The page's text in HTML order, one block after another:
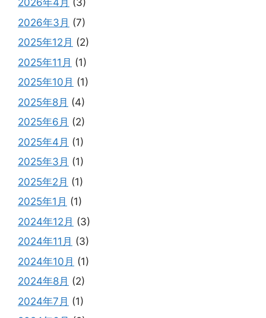
2026年4月 (3)
2026年3月 (7)
2025年12月 (2)
2025年11月 (1)
2025年10月 (1)
2025年8月 (4)
2025年6月 (2)
2025年4月 (1)
2025年3月 (1)
2025年2月 (1)
2025年1月 (1)
2024年12月 (3)
2024年11月 (3)
2024年10月 (1)
2024年8月 (2)
2024年7月 (1)